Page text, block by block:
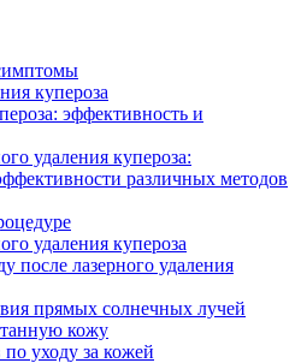
купероза
эффективность и
удаления купероза:
различных методов
удаления купероза
после лазерного удаления
прямых солнечных лучей
кожу
уходу за кожей